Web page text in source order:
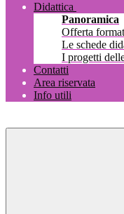
Didattica
Panoramica
Offerta
Le schede
I progetti
Contatti
Area riservata
Info utili